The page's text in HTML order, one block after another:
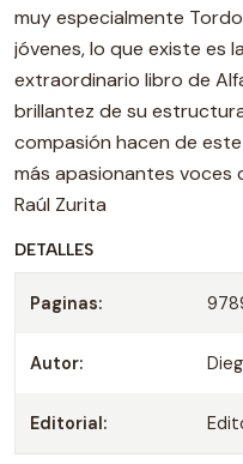
muy especialmente
jóvenes, lo que existe es
extraordinario libro de
brillantez de su
compasión hacen de
más apasionantes voces
Raúl Zurita
DETALLES
Paginas:
Autor:
Editorial: